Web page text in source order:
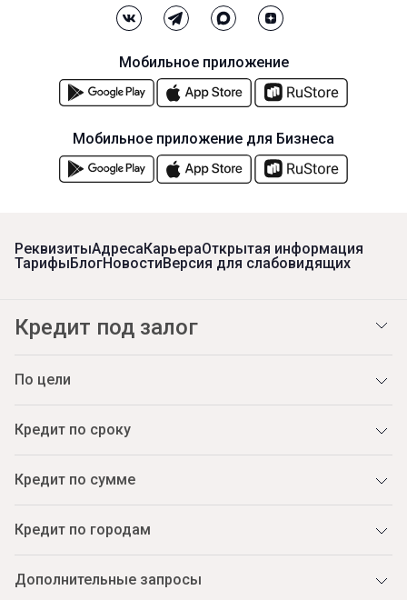
РеквизитыАдресаКарьераОткрытая информация
ТарифыБлогНовостиВерсия для слабовидящих
Кредит под залог
По цели
Кредит по сроку
Кредит по сумме
Кредит по городам
Дополнительные запросы
Мобильное приложение
Мобильное приложение для Бизнеса